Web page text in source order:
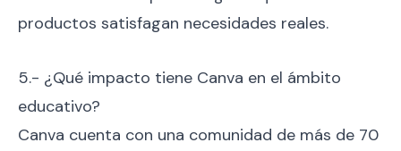
productos satisfagan necesidades reales.
5.- ¿Qué impacto tiene Canva en el ámbito
educativo?
Canva cuenta con una comunidad de más de 70